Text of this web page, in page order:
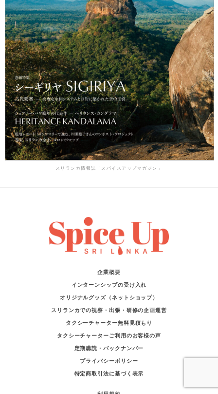
スリランカ情報誌「スパイスアップマガジン」
企業概要
インターンシップの受け入れ
オリジナルグッズ（ネットショップ）
スリランカでの視察・出張・研修の企画運営
タクシーチャーター無料見積もり
タクシーチャーターご利用のお客様の声
定期購読・バックナンバー
プライバシーポリシー
特定商取引法に基づく表示